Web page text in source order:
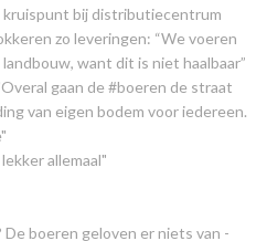
bij distributiecentrum
zo leveringen: “We voeren
want dit is niet haalbaar”
gaan de #boeren de straat
van eigen bodem voor iedereen.
allemaal"
boeren geloven er niets van -